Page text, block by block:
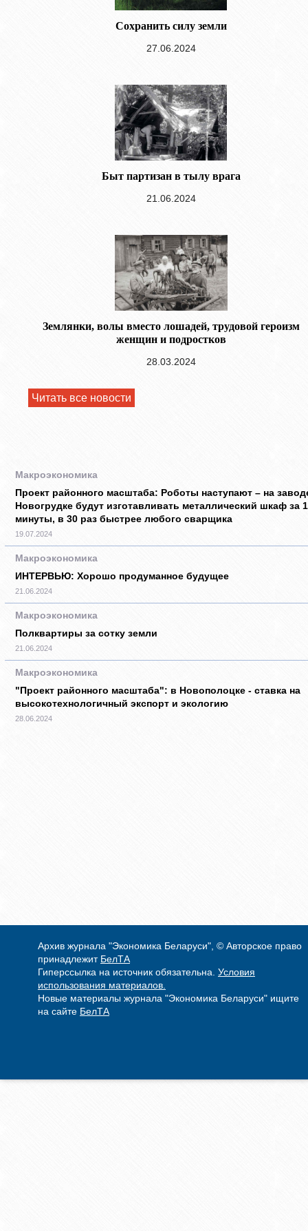
Сохранить силу земли
27.06.2024
Быт партизан в тылу врага
21.06.2024
Землянки, волы вместо лошадей, трудовой героизм
женщин и подростков
28.03.2024
Читать все новости
Макроэкономика
Проект районного масштаба: Роботы наступают – на
Новогрудке будут изготавливать металлический шкаф за
минуты, в 30 раз быстрее любого сварщика
19.07.2024
Макроэкономика
ИНТЕРВЬЮ: Хорошо продуманное будущее
21.06.2024
Макроэкономика
Полквартиры за сотку земли
21.06.2024
Макроэкономика
"Проект районного масштаба": в Новополоцке - ставка на
высокотехнологичный экспорт и экологию
28.06.2024
Архив журнала "Экономика Беларуси", © Авторское право
принадлежит БелТА
Гиперссылка на источник обязательна. Условия
использования материалов.
Новые материалы журнала "Экономика Беларуси" ищите
на сайте БелТА